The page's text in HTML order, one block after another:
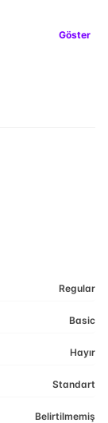
Göster
Regular
Basic
Hayır
Standart
Belirtilmemiş